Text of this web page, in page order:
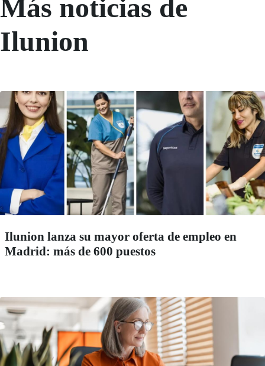
Más noticias de
Ilunion
Ilunion lanza su mayor oferta de empleo en
Madrid: más de 600 puestos